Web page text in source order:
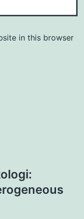
in this browser